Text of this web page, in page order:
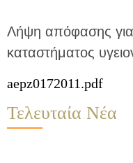
Λήψη απόφασης για
καταστήματος
aepz0172011.pdf
Τελευταία Νέα